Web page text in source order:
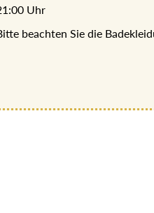
21:00 Uhr
beachten Sie die